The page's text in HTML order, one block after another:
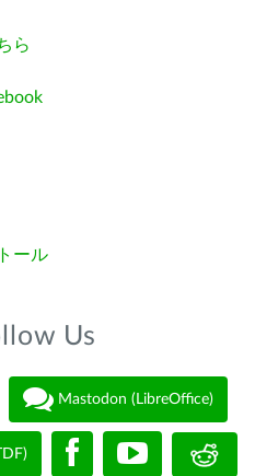
ら
ール
Us
Mastodon (LibreOffice)